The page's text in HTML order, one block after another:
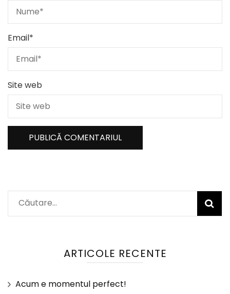
Email*
Site web
Caută
după:
ARTICOLE RECENTE
Acum e momentul perfect!